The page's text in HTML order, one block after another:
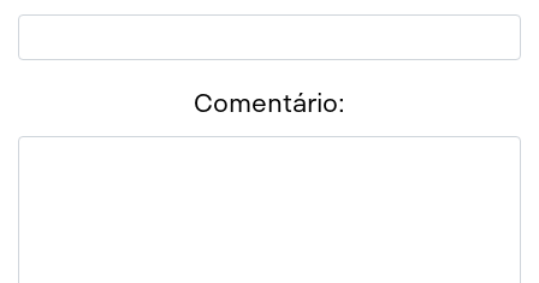
Comentário: